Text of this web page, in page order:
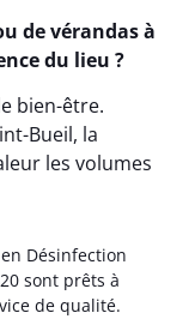
de vérandas à
du lieu ?
bien-être.
Bueil, la
les volumes
Désinfection
sont prêts à
de qualité.